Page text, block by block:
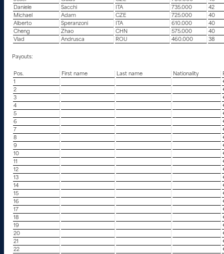
Daniele
Sacchi ITA 735.000
42
Michael
Adam CZE 725.000
40
Alberto
Speranzoni ITA 610.000
40
Cheng
Zhao CHN 575.000
40
Vlad
Andrusca ROU 460.000 38
Payouts:
Pos. First name Last name Nationality
1
2
3
4
5
6
7
8
9
10
11
12
13
14
15
16
17
18
19
20
21
22